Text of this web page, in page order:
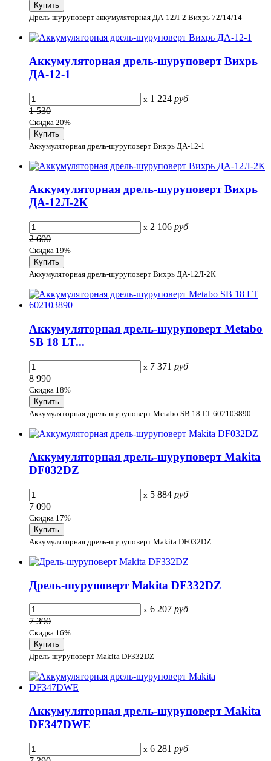
Дрель-шуруповерт аккумуляторная ДА-12Л-2 Вихрь 72/14/14
Аккумуляторная дрель-шуруповерт Вихрь
ДА-12-1
x 1 224 руб
1 530
Скидка 20%
Аккумуляторная дрель-шуруповерт Вихрь ДА-12-1
Аккумуляторная дрель-шуруповерт Вихрь
ДА-12Л-2К
x 2 106 руб
2 600
Скидка 19%
Аккумуляторная дрель-шуруповерт Вихрь ДА-12Л-2К
Аккумуляторная дрель-шуруповерт Metabo
SB 18 LT...
x 7 371 руб
8 990
Скидка 18%
Аккумуляторная дрель-шуруповерт Metabo SB 18 LT 602103890
Аккумуляторная дрель-шуруповерт Makita
DF032DZ
x 5 884 руб
7 090
Скидка 17%
Аккумуляторная дрель-шуруповерт Makita DF032DZ
Дрель-шуруповерт Makita DF332DZ
x 6 207 руб
7 390
Скидка 16%
Дрель-шуруповерт Makita DF332DZ
Аккумуляторная дрель-шуруповерт Makita
DF347DWE
x 6 281 руб